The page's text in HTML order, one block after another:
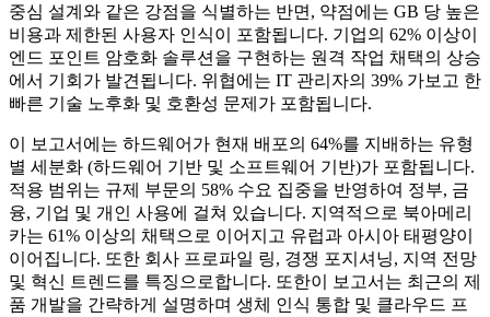
중심 설계와 같은 강점을 식별하는 반면, 약점에는 GB 당 높은
비용과 제한된 사용자 인식이 포함됩니다. 기업의 62% 이상이
엔드 포인트 암호화 솔루션을 구현하는 원격 작업 채택의 상승
에서 기회가 발견됩니다. 위협에는 IT 관리자의 39% 가보고 한
빠른 기술 노후화 및 호환성 문제가 포함됩니다.
이 보고서에는 하드웨어가 현재 배포의 64%를 지배하는 유형
별 세분화 (하드웨어 기반 및 소프트웨어 기반)가 포함됩니다.
적용 범위는 규제 부문의 58% 수요 집중을 반영하여 정부, 금
융, 기업 및 개인 사용에 걸쳐 있습니다. 지역적으로 북아메리
카는 61% 이상의 채택으로 이어지고 유럽과 아시아 태평양이
이어집니다. 또한 회사 프로파일 링, 경쟁 포지셔닝, 지역 전망
및 혁신 트렌드를 특징으로합니다. 또한이 보고서는 최근의 제
품 개발을 간략하게 설명하며 생체 인식 통합 및 클라우드 프